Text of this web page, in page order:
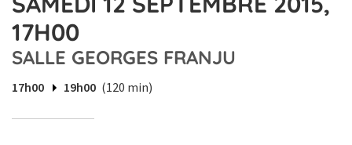
17H00
SALLE GEORGES FRANJU
17h00 19h00 (120 min)